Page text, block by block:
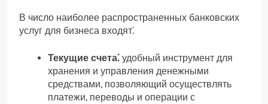
В число наиболее распространенных банковских
услуг для бизнеса входят⁚
Текущие счета⁚ удобный инструмент для
хранения и управления денежными
средствами, позволяющий осуществлять
платежи, переводы и операции с